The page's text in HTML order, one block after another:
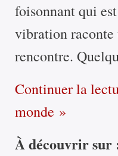
foisonnant qui
vibration raconte
rencontre.
Continuer la
monde »
À découvrir sur